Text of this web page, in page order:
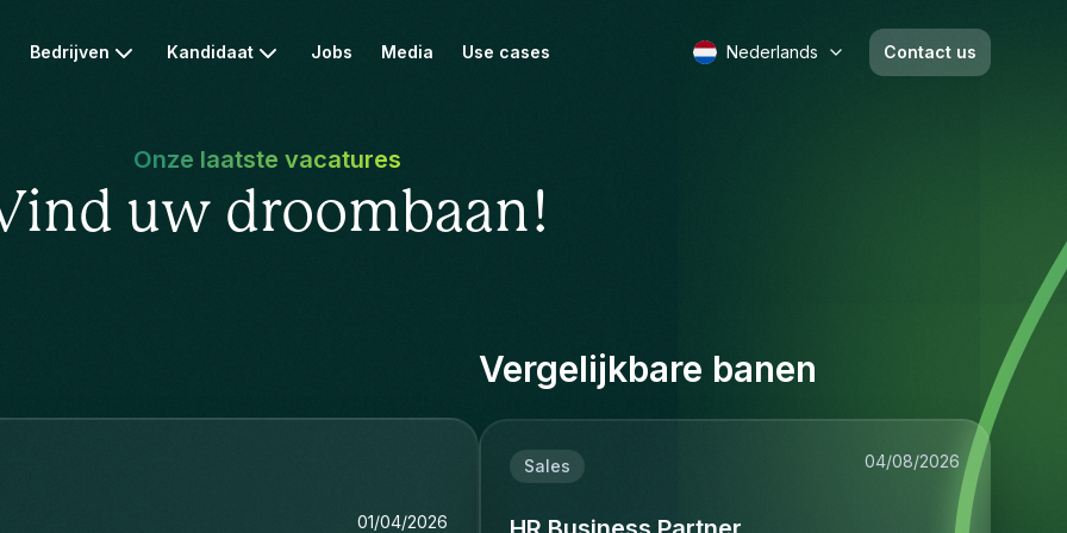
Bedrijven Kandidaat Jobs Media Use cases Nederlands Contact us
Onze laatste vacatures
uw droombaan!
01/04/2026
Vergelijkbare banen
Sales 04/08/2026